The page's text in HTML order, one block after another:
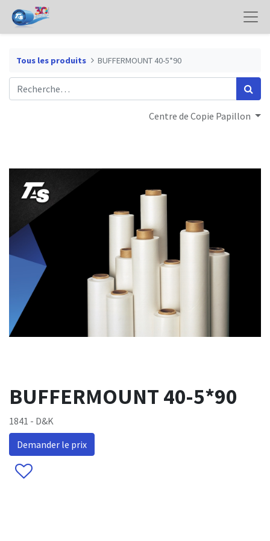
Tous les produits BUFFERMOUNT 40-5*90
Centre de Copie Papillon
BUFFERMOUNT 40-5*90
1841 - D&K
Demander le prix